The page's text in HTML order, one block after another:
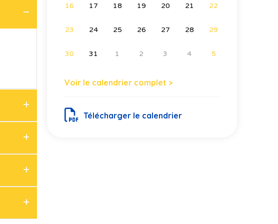
16 17 18 19 20 21 22
23 24 25 26 27 28 29
30 31 1 2 3 4 5
Voir le calendrier complet >
Télécharger le calendrier